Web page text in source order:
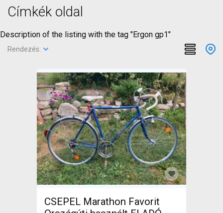
Címkék oldal
Description of the listing with the tag "Ergon gp1"
Rendezés:
CSEPEL Marathon Favorit